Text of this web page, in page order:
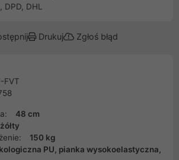
DPD, DHL
Drukuj Zgłoś błąd
FVT
48 cm
150 kg
PU, pianka wysokoelastyczna,